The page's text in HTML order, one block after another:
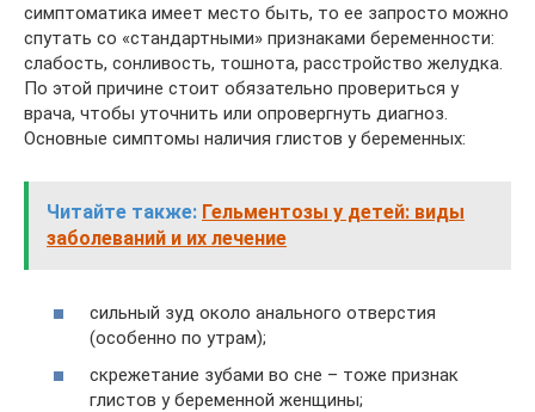
симптоматика имеет место быть, то ее запросто можно
спутать со «стандартными» признаками беременности:
слабость, сонливость, тошнота, расстройство желудка.
По этой причине стоит обязательно провериться у
врача, чтобы уточнить или опровергнуть диагноз.
Основные симптомы наличия глистов у беременных:
Читайте также: Гельментозы у детей: виды
заболеваний и их лечение
сильный зуд около анального отверстия
(особенно по утрам);
скрежетание зубами во сне – тоже признак
глистов у беременной женщины;